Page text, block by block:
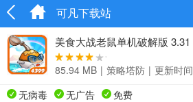
可凡下载站
美食大战老鼠单机破解版 3.31
85.94 MB | 策略塔防 | 更新时
无病毒
无广告 免费